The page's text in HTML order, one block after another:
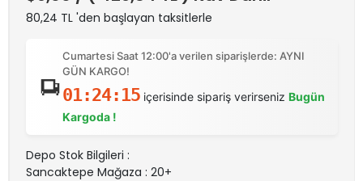
80,24 TL 'den başlayan taksitlerle
Cumartesi Saat 12:00'a verilen siparişlerde: AYNI
GÜN KARGO!
01:24:15içerisinde sipariş verirseniz Bugün
Kargoda !
Depo Stok Bilgileri :
Sancaktepe Mağaza : 20+